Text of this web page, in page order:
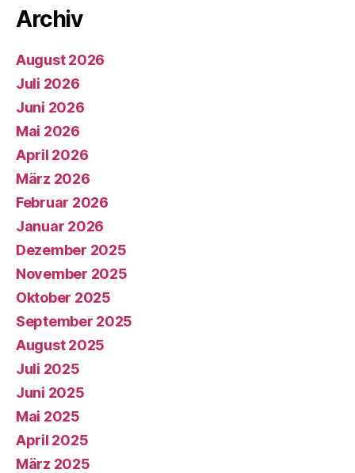
Archiv
August 2026
Juli 2026
Juni 2026
Mai 2026
April 2026
März 2026
Februar 2026
Januar 2026
Dezember 2025
November 2025
Oktober 2025
September 2025
August 2025
Juli 2025
Juni 2025
Mai 2025
April 2025
März 2025